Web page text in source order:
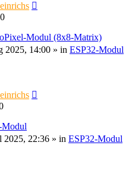
Modul (8x8-Matrix)
2025, 14:00 » in ESP32-Modul
Modul
2025, 22:36 » in ESP32-Modul